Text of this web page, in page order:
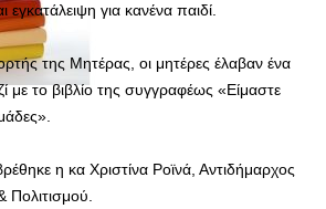
εγκατάλειψη για κανένα παιδί.
της Μητέρας, οι μητέρες έλαβαν ένα
με το βιβλίο της συγγραφέως «Είμαστε
η κα Χριστίνα Ροϊνά, Αντιδήμαρχος
Πολιτισμού.